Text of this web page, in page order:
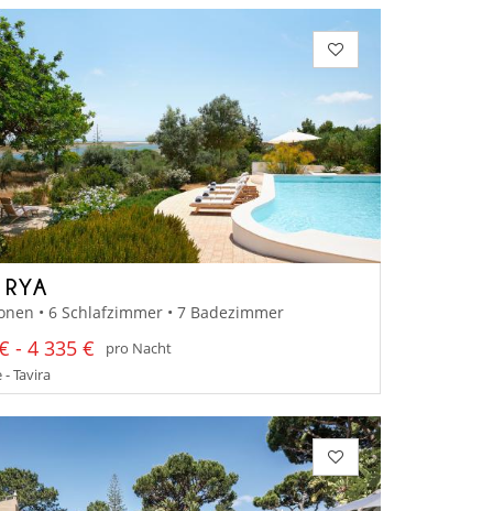
• 6 Schlafzimmer • 7 Badezimmer
- 4 335 €
pro Nacht
Tavira